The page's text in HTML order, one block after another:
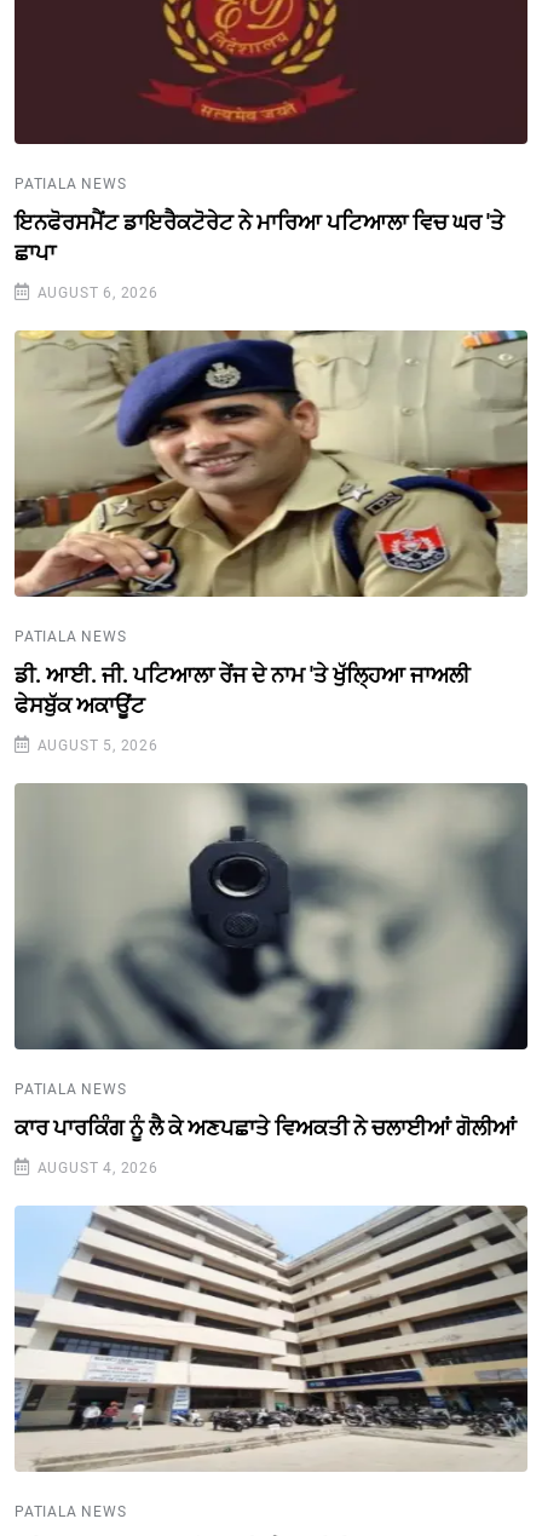
PATIALA NEWS
ਇਨਫੋਰਸਮੈਂਟ ਡਾਇਰੈਕਟੋਰੇਟ ਨੇ ਮਾਰਿਆ ਪਟਿਆਲਾ ਵਿਚ ਘਰ 'ਤੇ
ਛਾਪਾ
AUGUST 6, 2026
PATIALA NEWS
ਡੀ. ਆਈ. ਜੀ. ਪਟਿਆਲਾ ਰੇਂਜ ਦੇ ਨਾਮ 'ਤੇ ਖੁੱਲ੍ਹਿਆ ਜਾਅਲੀ
ਫੇਸਬੁੱਕ ਅਕਾਊਂਟ
AUGUST 5, 2026
PATIALA NEWS
ਕਾਰ ਪਾਰਕਿੰਗ ਨੂੰ ਲੈ ਕੇ ਅਣਪਛਾਤੇ ਵਿਅਕਤੀ ਨੇ ਚਲਾਈਆਂ ਗੋਲੀਆਂ
AUGUST 4, 2026
PATIALA NEWS